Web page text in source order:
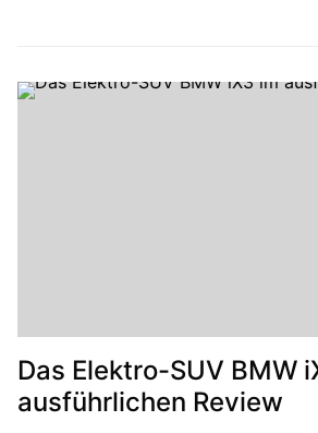
Das Elektro-SUV BMW
ausführlichen Review